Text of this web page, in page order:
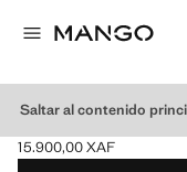
Saltar al contenido
JEANS RECTOS
Precio actual [15.900,00
15.900,00 XAF
Selecciona un color